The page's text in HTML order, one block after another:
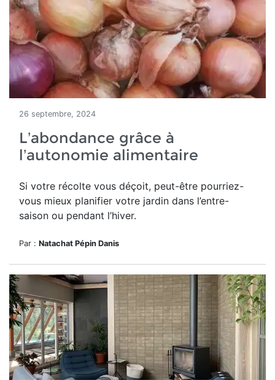
26 septembre, 2024
L’abondance grâce à
l’autonomie alimentaire
Si votre récolte vous déçoit, peut-être pourriez-
vous mieux planifier votre jardin dans l’entre-
saison ou pendant l’hiver.
Par : Natachat Pépin Danis